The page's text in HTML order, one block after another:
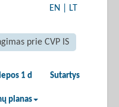
EN LT
prie CVP IS
1 d Sutartys
planas